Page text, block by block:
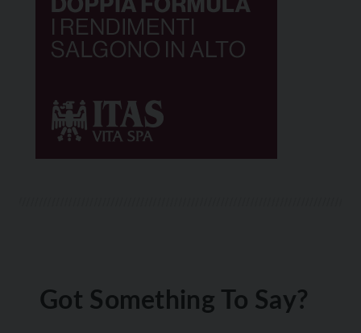
Got Something To Say?